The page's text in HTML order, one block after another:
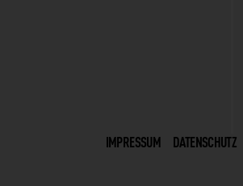
IMPRESSUM DATENSCHUTZ